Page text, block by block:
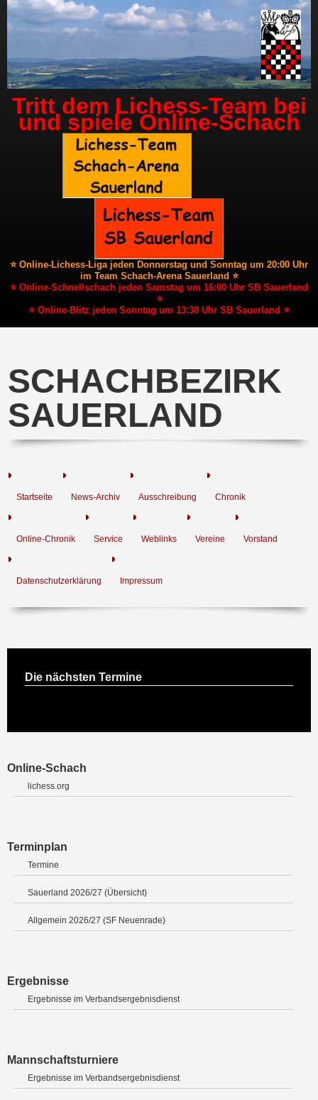
Tritt dem Lichess-Team bei
und spiele Online-Schach
⭐ Online-Lichess-Liga jeden Donnerstag und Sonntag um 20:00 Uhr
im Team Schach-Arena Sauerland ⭐
⭐ Online-Schnellschach jeden Samstag um 16:00 Uhr SB Sauerland
⭐
⭐ Online-Blitz jeden Sonntag um 13:30 Uhr SB Sauerland ⭐
SCHACHBEZIRK
SAUERLAND
Startseite News-Archiv Ausschreibung Chronik
Online-Chronik Service Weblinks Vereine Vorstand
Datenschutzerklärung Impressum
Die nächsten Termine
Online-Schach
lichess.org
Terminplan
Termine
Sauerland 2026/27 (Übersicht)
Allgemein 2026/27 (SF Neuenrade)
Ergebnisse
Ergebnisse im Verbandsergebnisdienst
Mannschaftsturniere
Ergebnisse im Verbandsergebnisdienst